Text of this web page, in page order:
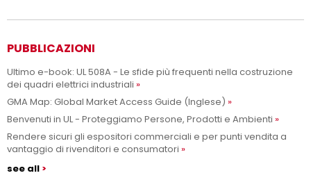
PUBBLICAZIONI
Ultimo e-book: UL 508A - Le sfide più frequenti nella costruzione
dei quadri elettrici industriali
GMA Map: Global Market Access Guide (Inglese)
Benvenuti in UL - Proteggiamo Persone, Prodotti e Ambienti
Rendere sicuri gli espositori commerciali e per punti vendita a
vantaggio di rivenditori e consumatori
see all